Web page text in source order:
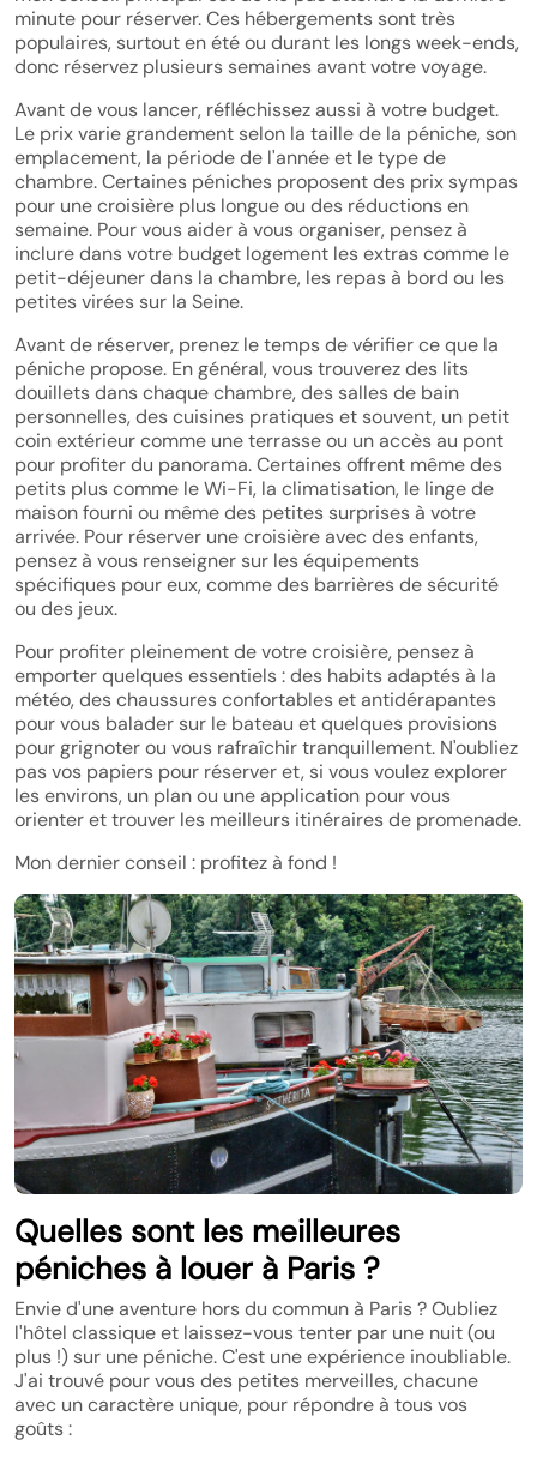
minute pour réserver. Ces hébergements sont très
populaires, surtout en été ou durant les longs week-ends,
donc réservez plusieurs semaines avant votre voyage.
Avant de vous lancer, réfléchissez aussi à votre budget.
Le prix varie grandement selon la taille de la péniche, son
emplacement, la période de l'année et le type de
chambre. Certaines péniches proposent des prix sympas
pour une croisière plus longue ou des réductions en
semaine. Pour vous aider à vous organiser, pensez à
inclure dans votre budget logement les extras comme le
petit-déjeuner dans la chambre, les repas à bord ou les
petites virées sur la Seine.
Avant de réserver, prenez le temps de vérifier ce que la
péniche propose. En général, vous trouverez des lits
douillets dans chaque chambre, des salles de bain
personnelles, des cuisines pratiques et souvent, un petit
coin extérieur comme une terrasse ou un accès au pont
pour profiter du panorama. Certaines offrent même des
petits plus comme le Wi-Fi, la climatisation, le linge de
maison fourni ou même des petites surprises à votre
arrivée. Pour réserver une croisière avec des enfants,
pensez à vous renseigner sur les équipements
spécifiques pour eux, comme des barrières de sécurité
ou des jeux.
Pour profiter pleinement de votre croisière, pensez à
emporter quelques essentiels : des habits adaptés à la
météo, des chaussures confortables et antidérapantes
pour vous balader sur le bateau et quelques provisions
pour grignoter ou vous rafraîchir tranquillement. N'oubliez
pas vos papiers pour réserver et, si vous voulez explorer
les environs, un plan ou une application pour vous
orienter et trouver les meilleurs itinéraires de promenade.
Mon dernier conseil : profitez à fond !
Quelles sont les meilleures
péniches à louer à Paris ?
Envie d'une aventure hors du commun à Paris ? Oubliez
l'hôtel classique et laissez-vous tenter par une nuit (ou
plus !) sur une péniche. C'est une expérience inoubliable.
J'ai trouvé pour vous des petites merveilles, chacune
avec un caractère unique, pour répondre à tous vos
goûts :